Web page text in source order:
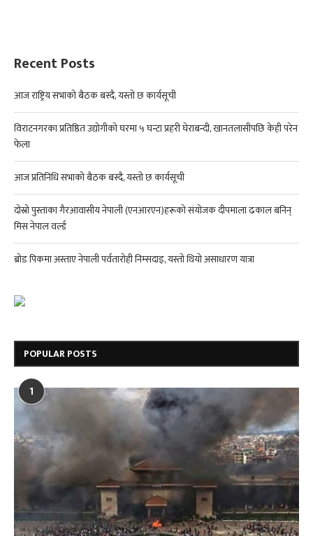
Recent Posts
आज राष्ट्रिय सभाको बैठक बस्दै, यस्तो छ कार्यसूची
विराटनगरका प्रतिष्ठित उद्योगीको घरमा ५ घन्टा प्रहरी घेराबन्दी, खानतलासीपछि केही परेन
फेला
आज प्रतिनिधि सभाको बैठक बस्दै, यस्तो छ कार्यसूची
दोस्रो पुस्ताका गैरआवासीय नेपाली (एनआरएन)हरूको संयोजक दीपमाला ढकाल बनिन्
मिस नेपाल वर्ल्ड
ब्रोड पिकमा अस्ताए नेपाली पर्वतारोही निम्सदाइ, यस्तो थियो असाधारण यात्रा
POPULAR POSTS
1